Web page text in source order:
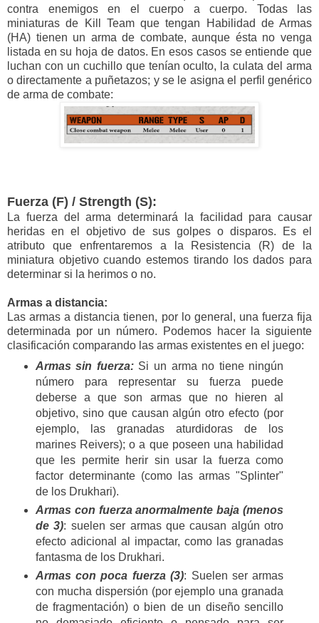
contra enemigos en el cuerpo a cuerpo. Todas las
miniaturas de Kill Team que tengan Habilidad de Armas
(HA) tienen un arma de combate, aunque ésta no venga
listada en su hoja de datos. En esos casos se entiende que
luchan con un cuchillo que tenían oculto, la culata del arma
o directamente a puñetazos; y se le asigna el perfil genérico
de arma de combate:
Fuerza (F) / Strength (S):
La fuerza del arma determinará la facilidad para causar
heridas en el objetivo de sus golpes o disparos. Es el
atributo que enfrentaremos a la Resistencia (R) de la
miniatura objetivo cuando estemos tirando los dados para
determinar si la herimos o no.
Armas a distancia:
Las armas a distancia tienen, por lo general, una fuerza fija
determinada por un número. Podemos hacer la siguiente
clasificación comparando las armas existentes en el juego:
Armas sin fuerza:Si un arma no tiene ningún
número para representar su fuerza puede
deberse a que son armas que no hieren al
objetivo, sino que causan algún otro efecto (por
ejemplo, las granadas aturdidoras de los
marines Reivers); o a que poseen una habilidad
que les permite herir sin usar la fuerza como
factor determinante (como las armas "Splinter"
de los Drukhari).
Armas con fuerza anormalmente baja (menos
de 3): suelen ser armas que causan algún otro
efecto adicional al impactar, como las granadas
fantasma de los Drukhari.
Armas con poca fuerza (3): Suelen ser armas
con mucha dispersión (por ejemplo una granada
de fragmentación) o bien de un diseño sencillo